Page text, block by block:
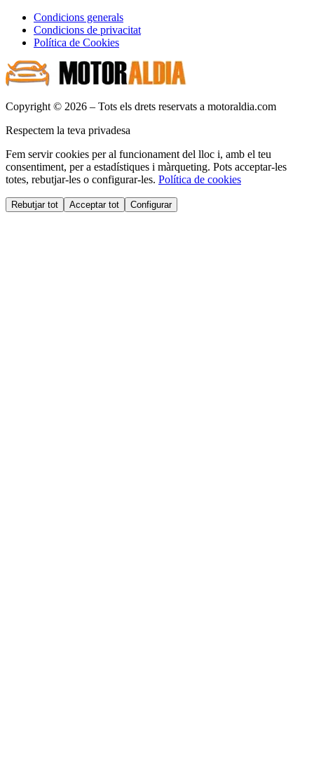
Condicions generals
Condicions de privacitat
Política de Cookies
Copyright © 2026 – Tots els drets reservats a motoraldia.com
Respectem la teva privadesa
Fem servir cookies per al funcionament del lloc i, amb el teu
consentiment, per a estadístiques i màrqueting. Pots acceptar-les
totes, rebutjar-les o configurar-les. Política de cookies
Rebutjar tot Acceptar tot Configurar